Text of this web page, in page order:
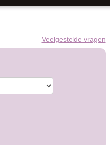
Veelgestelde vragen